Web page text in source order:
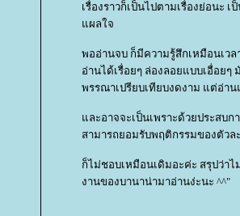
เรื่องราวก็เป็นไปตามเรื่องย่อนะ
ผลใจ
พออ่านจบ ก็มีความรู้สึกเหมือนเวล
อ่านได้เรื่อยๆ ล่องลอยแบบเอื่อย
พรรณาเปรียบเทียบงดงาม แต่อ่าน
ละอาจจะเป็นเพราะด้วยประสบ
สามารถยอมรับพฤติกรรมของตัวล
ก็ไม่ชอบเหมือนเดิมอะค่ะ สรุปว่า
งานของบานาน่ามาอ่านง่ะนะ ^^"